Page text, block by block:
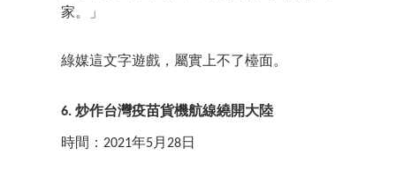
家。」
綠媒這文字遊戲，屬實上不了檯面。
6. 炒作台灣疫苗貨機航線繞開大陸
時間：2021年5月28日